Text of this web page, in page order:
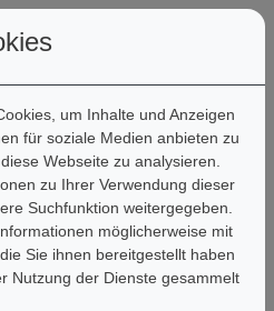
um Inhalte und Anzeigen
für soziale Medien anbieten zu
Webseite zu analysieren.
zu Ihrer Verwendung dieser
Suchfunktion weitergegeben.
möglicherweise mit
Sie ihnen bereitgestellt haben
Nutzung der Dienste gesammelt